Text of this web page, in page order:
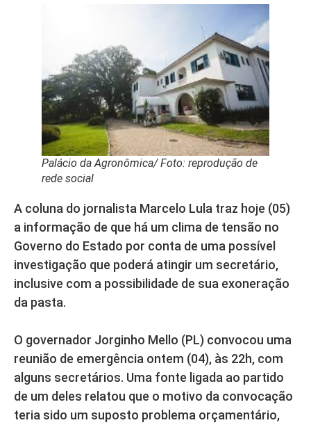
Palácio da Agronômica/ Foto: reprodução de
rede social
A coluna do jornalista Marcelo Lula traz hoje (05)
a informação de que há um clima de tensão no
Governo do Estado por conta de uma possível
investigação que poderá atingir um secretário,
inclusive com a possibilidade de sua exoneração
da pasta.
O governador Jorginho Mello (PL) convocou uma
reunião de emergência ontem (04), às 22h, com
alguns secretários. Uma fonte ligada ao partido
de um deles relatou que o motivo da convocação
teria sido um suposto problema orçamentário,